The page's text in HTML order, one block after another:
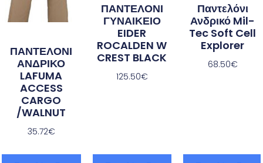
ΠΑΝΤΕΛΟΝΙ
ΑΝΔΡΙΚΟ
LAFUMA
ACCESS
CARGO
/WALNUT
35.72€
ΠΑΝΤΕΛΟΝΙ
ΓΥΝΑΙΚΕΙΟ
EIDER
ROCALDEN W
CREST BLACK
125.50€
Παντελόνι
Ανδρικό Mil-
Tec Soft Cell
Explorer
68.50€